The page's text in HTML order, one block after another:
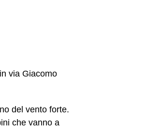
via Giacomo
del vento forte.
che vanno a